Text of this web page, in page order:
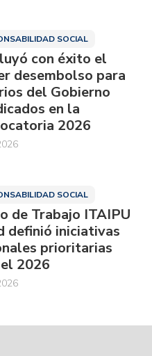
SOCIAL
con éxito el
desembolso para
del Gobierno
en la
2026
SOCIAL
de Trabajo ITAIPU
definió iniciativas
prioritarias
2026